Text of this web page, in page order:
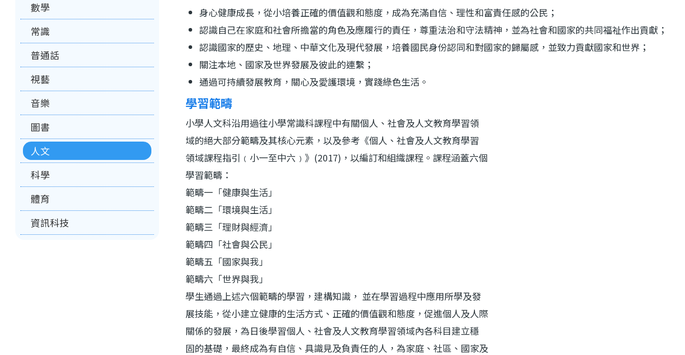
身心健康成長，從小培養正確的價值觀和態度，成為充滿自信、理性和富責任感的公民；
認識自己在家庭和社會所擔當的角色及應履行的責任，尊重法治和守法精神，並為社會和國家的共同福祉作出貢獻；
認識國家的歷史、地理、中華文化及現代發展，培養國民身份認同和對國家的歸屬感，並致力貢獻國家和世界；
關注本地、國家及世界發展及彼此的連繫；
通過可持續發展教育，關心及愛護環境，實踐綠色生活。
學習範疇
小學人文科沿用過往小學常識科課程中有關個人、社會及人文教育學習領
域的絕大部分範疇及其核心元素，以及參考《個人、社會及人文教育學習
領域課程指引﹙小一至中六﹚》 (2017) ，以編訂和組織課程。課程涵蓋六個
學習範疇：
範疇一「健康與生活」
範疇二「環境與生活」
範疇三「理財與經濟」
範疇四「社會與公民」
範疇五「國家與我」
範疇六「世界與我」
學生通過上述六個範疇的學習，建構知識， 並在學習過程中應用所學及發
展技能，從小建立健康的生活方式、正確的價值觀和態度，促進個人及人際
關係的發展，為日後學習個人、社會及人文教育學習領域內各科目建立穩
固的基礎，最終成為有自信、具識見及負責任的人，為家庭、社區、國家及
數學
常識
普通話
視藝
音樂
圖書
人文
科學
體育
資訊科技